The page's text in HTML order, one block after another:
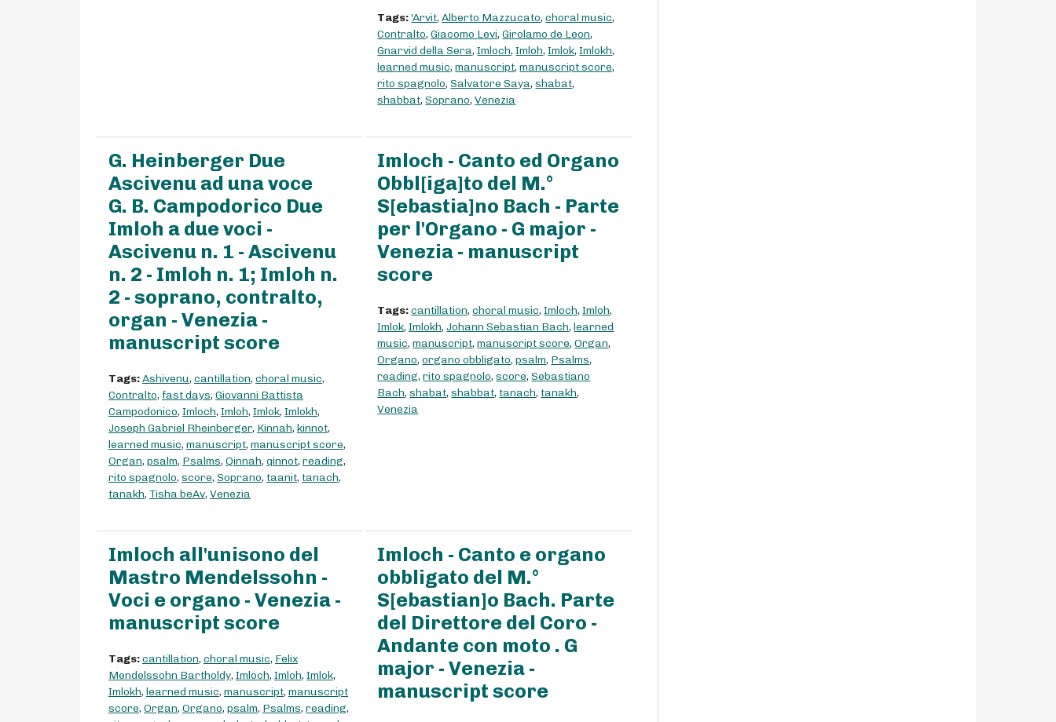
Tags:'Arvit,Alberto Mazzucato,choral music,
Contralto,Giacomo Levi,Girolamo de Leon,
Gnarvid della Sera,Imloch,Imloh,Imlok,Imlokh,
learned music,manuscript,manuscript score,
rito spagnolo,Salvatore Saya,shabat,
shabbat,Soprano,Venezia
G. Heinberger Due
Ascivenu ad una voce
G. B. Campodorico Due
Imloh a due voci -
Ascivenu n. 1 - Ascivenu
n. 2 - Imloh n. 1; Imloh n.
2 - soprano, contralto,
organ - Venezia -
manuscript score
Tags:Ashivenu, cantillation, choral music,
Contralto, fast days, Giovanni Battista
Campodonico, Imloch, Imloh, Imlok, Imlokh,
Joseph Gabriel Rheinberger, Kinnah, kinnot,
learned music, manuscript, manuscript score,
Organ, psalm, Psalms, Qinnah, qinnot, reading,
rito spagnolo, score, Soprano, taanit, tanach,
tanakh, Tisha beAv, Venezia
Imloch - Canto ed Organo
Obbl[iga]to del M.°
S[ebastia]no Bach - Parte
per l'Organo - G major -
Venezia - manuscript
score
Tags:cantillation,choral music,Imloch,Imloh,
Imlok,Imlokh,Johann Sebastian Bach,learned
music,manuscript,manuscript score,Organ,
Organo,organo obbligato,psalm, Psalms,
reading,rito spagnolo,score,Sebastiano
Bach,shabat,shabbat, tanach, tanakh,
Venezia
Imloch all'unisono del
Mastro Mendelssohn -
Voci e organo - Venezia -
manuscript score
Tags:cantillation, choral music, Felix
Mendelssohn Bartholdy, Imloch, Imloh, Imlok,
Imlokh, learned music, manuscript, manuscript
score, Organ, Organo, psalm, Psalms, reading,
Imloch - Canto e organo
obbligato del M.°
S[ebastian]o Bach. Parte
del Direttore del Coro -
Andante con moto . G
major - Venezia -
manuscript score